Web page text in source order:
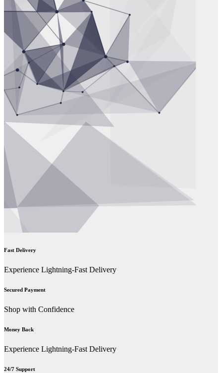
Fast Delivery
Experience Lightning-Fast Delivery
Secured Payment
Shop with Confidence
Money Back
Experience Lightning-Fast Delivery
24/7 Support